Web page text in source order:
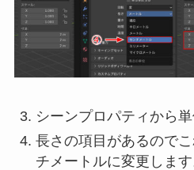
シーンプロパティから単
長さの項目があるので
チメートルに変更します